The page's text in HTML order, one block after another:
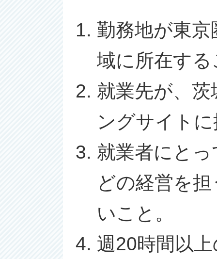
勤務地が東
域に所在す
就業先が、
ングサイト
就業者にと
どの経営を
いこと。
週20時間以